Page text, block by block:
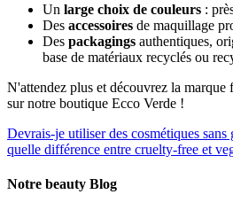
Un large choix de couleurs :
Des accessoires de maquillage
Des packagings authentiques,
base de matériaux recyclés ou
N'attendez plus et découvrez la marque
sur notre boutique Ecco Verde !
Devrais-je utiliser des cosmétiques sans
quelle différence entre cruelty-free et
Notre beauty Blog